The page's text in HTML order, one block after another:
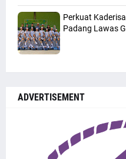
Perkuat
Padang Lawas
ADVERTISEMENT